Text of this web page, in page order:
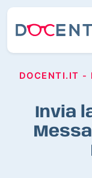
DOCENTI.IT -
Invia